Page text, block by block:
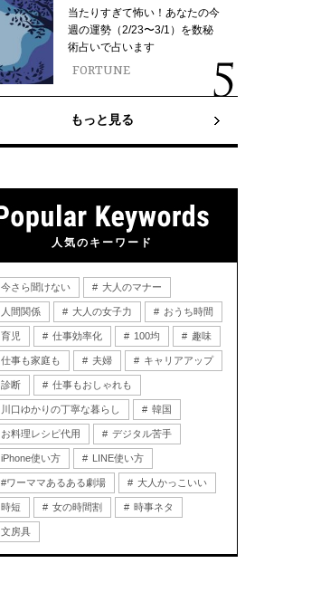
当たりすぎて怖い！あなたの今
週の運勢（2/23〜3/1）を数秘
術占いで占います
FORTUNE
もっと見る
人気のキーワード
今さら聞けない 大人のマナー
人間関係 大人の女子力 おうち時間
育児 仕事効率化 100均 趣味
仕事も家庭も 夫婦 キャリアアップ
診断 仕事もおしゃれも
川口ゆかりの丁寧な暮らし 韓国
お料理レシピ代用 デジタル苦手
iPhone使い方 LINE使い方
#ワーママあるある劇場 大人かっこいい
時短 女の時間割 時事ネタ
文房具